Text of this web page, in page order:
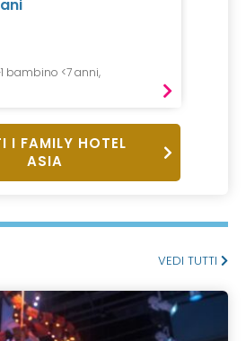
bambino <7 anni,
I FAMILY HOTEL
ASIA
VEDI TUTTI